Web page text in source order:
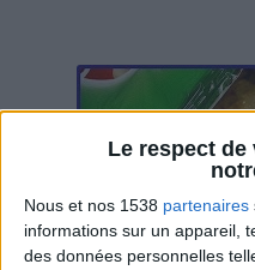
Le respect
Nous et nos 1538 partenaires
informations sur un appareil,
des données personnelles